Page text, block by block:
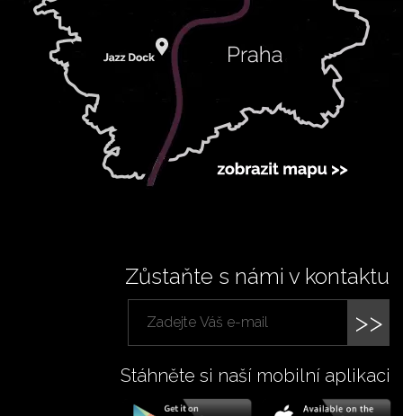
Zůstaňte s námi v kontaktu
>>
Stáhněte si naší mobilní aplikaci